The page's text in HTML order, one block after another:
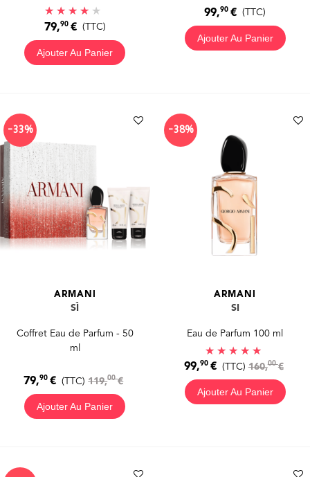
79,90 € (TTC)
Ajouter Au Panier
99,90€ (TTC)
Ajouter Au Panier
-33%
ARMANI
SÌ
Coffret Eau de Parfum - 50
ml
79,90€ (TTC) 119,00€
Ajouter Au Panier
-38%
ARMANI
SI
Eau de Parfum 100 ml
99,90 € (TTC) 160,00€
Ajouter Au Panier